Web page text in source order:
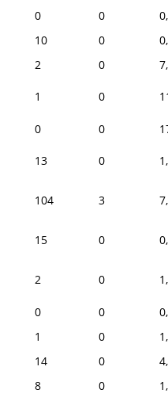
0 0
10 0
2 0
1 0
0 0
13 0
104 3
15 0
2 0
0 0
1 0
14 0
8 0